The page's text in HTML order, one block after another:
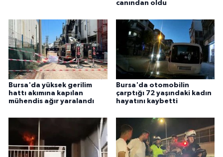
canından oldu
Bursa'da yüksek gerilim
hattı akımına kapılan
mühendis ağır yaralandı
Bursa'da otomobilin
çarptığı 72 yaşındaki kadın
hayatını kaybetti